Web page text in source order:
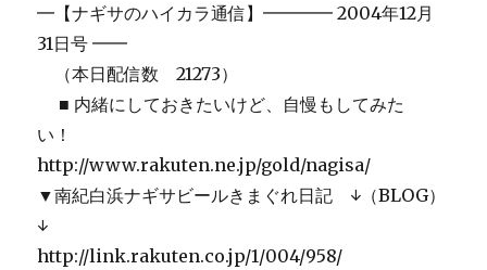
━【ナギサのハイカラ通信】━━━━ 2004年12月
31日号 ━━
（本日配信数 21273）
■ 内緒にしておきたいけど、自慢もしてみた
い！
http://www.rakuten.ne.jp/gold/nagisa/
▼南紀白浜ナギサビールきまぐれ日記 ↓（BLOG）
↓
http://link.rakuten.co.jp/1/004/958/